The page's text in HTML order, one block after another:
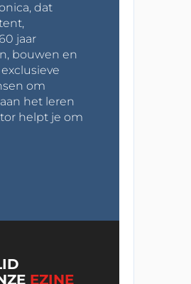
dat
jaar
bouwen en
om
het leren
helpt je om
EZINE